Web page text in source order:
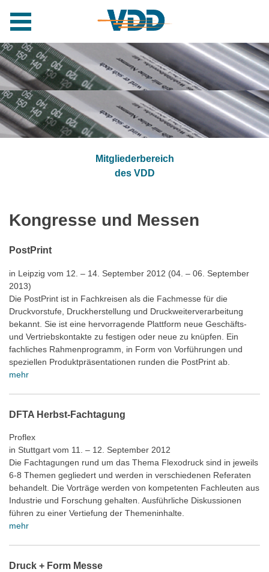
content
Mitgliederbereich
des VDD
Kongresse und Messen
PostPrint
in Leipzig vom 12. – 14. September 2012 (04. – 06. September
2013)
Die PostPrint ist in Fachkreisen als die Fachmesse für die
Druckvorstufe, Druckherstellung und Druckweiterverarbeitung
bekannt. Sie ist eine hervorragende Plattform neue Geschäfts-
und Vertriebskontakte zu festigen oder neue zu knüpfen. Ein
fachliches Rahmenprogramm, in Form von Vorführungen und
speziellen Produktpräsentationen runden die PostPrint ab.
mehr
DFTA Herbst-Fachtagung
Proflex
in Stuttgart vom 11. – 12. September 2012
Die Fachtagungen rund um das Thema Flexodruck sind in jeweils
6-8 Themen gegliedert und werden in verschiedenen Referaten
behandelt. Die Vorträge werden von kompetenten Fachleuten aus
Industrie und Forschung gehalten. Ausführliche Diskussionen
führen zu einer Vertiefung der Themeninhalte.
mehr
Druck + Form Messe